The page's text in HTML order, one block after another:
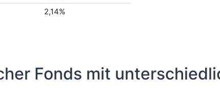
2,14%
Fonds mit